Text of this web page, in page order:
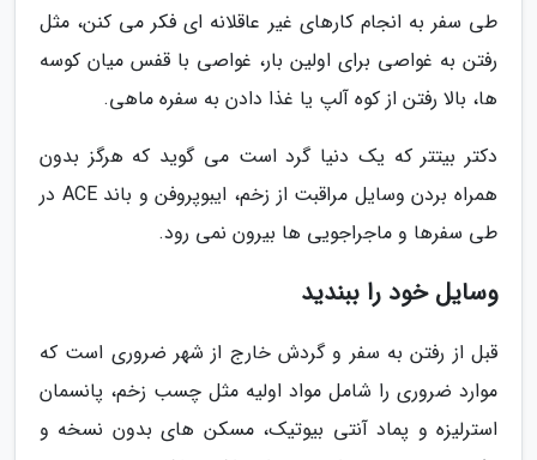
طی سفر به انجام کارهای غیر عاقلانه ای فکر می کنن، مثل
رفتن به غواصی برای اولین بار، غواصی با قفس میان کوسه
ها، بالا رفتن از کوه آلپ یا غذا دادن به سفره ماهی.
دکتر بیتتر که یک دنیا گرد است می گوید که هرگز بدون
همراه بردن وسایل مراقبت از زخم، ایبوپروفن و باند ACE در
طی سفرها و ماجراجویی ها بیرون نمی رود.
وسایل خود را ببندید
قبل از رفتن به سفر و گردش خارج از شهر ضروری است که
موارد ضروری را شامل مواد اولیه مثل چسب زخم، پانسمان
استرلیزه و پماد آنتی بیوتیک، مسکن های بدون نسخه و